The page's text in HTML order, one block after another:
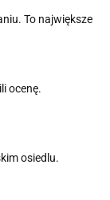
To największe
ocenę.
osiedlu.